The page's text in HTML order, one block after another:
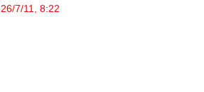
26/7/11, 8:22